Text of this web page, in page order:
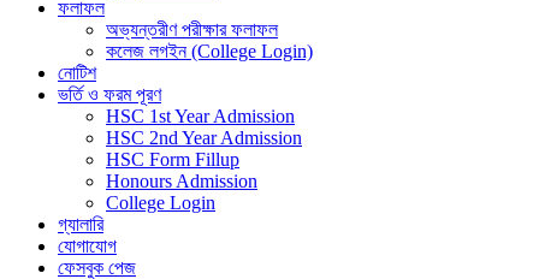
ফলাফল
অভ্যন্তরীণ পরীক্ষার ফলাফল
কলেজ লগইন (College Login)
নোটিশ
ভর্তি ও ফরম পূরণ
HSC 1st Year Admission
HSC 2nd Year Admission
HSC Form Fillup
Honours Admission
College Login
গ্যালারি
যোগাযোগ
ফেসবুক পেজ